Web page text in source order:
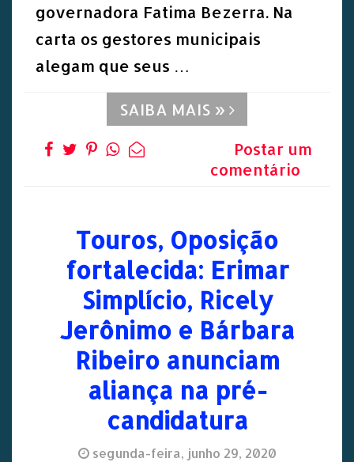
governadora Fatima Bezerra. Na
carta os gestores municipais
alegam que seus …
SAIBA MAIS »
Postar um
comentário
Touros, Oposição
fortalecida: Erimar
Simplício, Ricely
Jerônimo e Bárbara
Ribeiro anunciam
aliança na pré-
candidatura
segunda-feira, junho 29, 2020